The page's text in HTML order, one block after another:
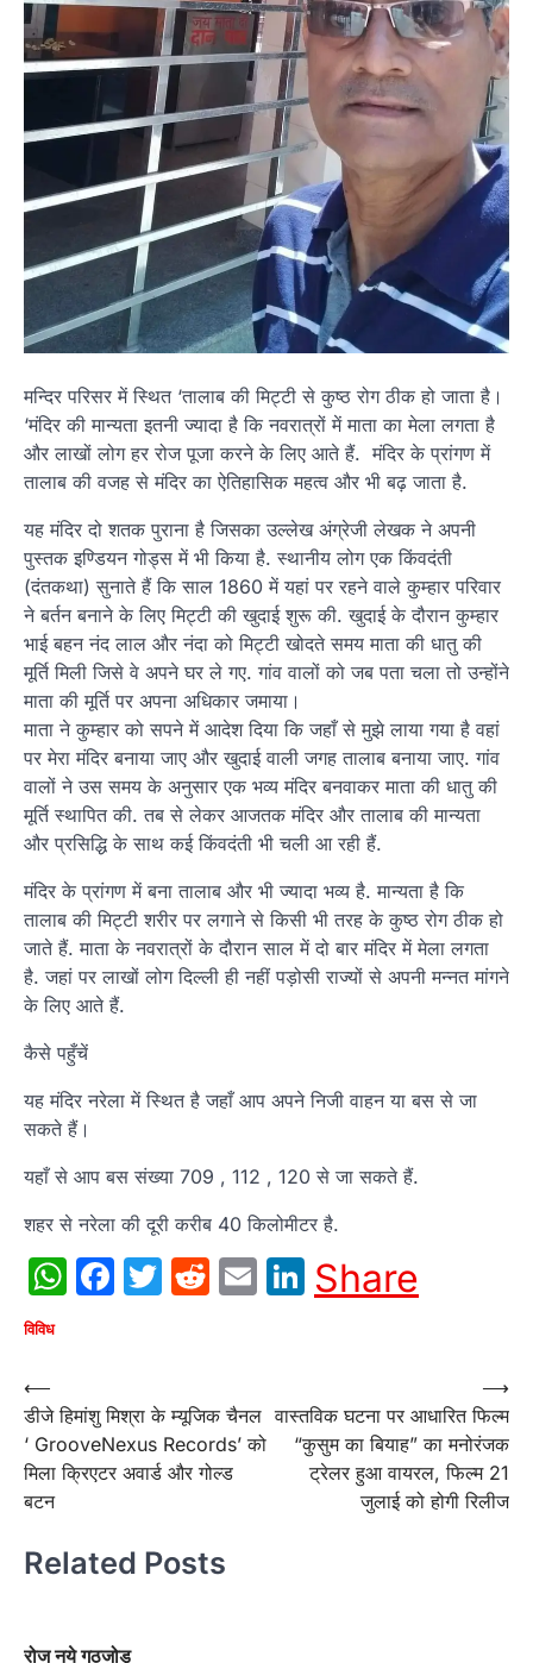
मन्दिर परिसर में स्थित ‘तालाब की मिट्टी से कुष्ठ रोग ठीक हो जाता है।
‘मंदिर की मान्यता इतनी ज्यादा है कि नवरात्रों में माता का मेला लगता है
और लाखों लोग हर रोज पूजा करने के लिए आते हैं. मंदिर के प्रांगण में
तालाब की वजह से मंदिर का ऐतिहासिक महत्व और भी बढ़ जाता है.
यह मंदिर दो शतक पुराना है जिसका उल्लेख अंग्रेजी लेखक ने अपनी
पुस्तक इण्डियन गोड्स में भी किया है. स्थानीय लोग एक किंवदंती
(दंतकथा) सुनाते हैं कि साल 1860 में यहां पर रहने वाले कुम्हार परिवार
ने बर्तन बनाने के लिए मिट्टी की खुदाई शुरू की. खुदाई के दौरान कुम्हार
भाई बहन नंद लाल और नंदा को मिट्टी खोदते समय माता की धातु की
मूर्ति मिली जिसे वे अपने घर ले गए. गांव वालों को जब पता चला तो उन्होंने
माता की मूर्ति पर अपना अधिकार जमाया।
माता ने कुम्हार को सपने में आदेश दिया कि जहाँ से मुझे लाया गया है वहां
पर मेरा मंदिर बनाया जाए और खुदाई वाली जगह तालाब बनाया जाए. गांव
वालों ने उस समय के अनुसार एक भव्य मंदिर बनवाकर माता की धातु की
मूर्ति स्थापित की. तब से लेकर आजतक मंदिर और तालाब की मान्यता
और प्रसिद्धि के साथ कई किंवदंती भी चली आ रही हैं.
मंदिर के प्रांगण में बना तालाब और भी ज्यादा भव्य है. मान्यता है कि
तालाब की मिट्टी शरीर पर लगाने से किसी भी तरह के कुष्ठ रोग ठीक हो
जाते हैं. माता के नवरात्रों के दौरान साल में दो बार मंदिर में मेला लगता
है. जहां पर लाखों लोग दिल्ली ही नहीं पड़ोसी राज्यों से अपनी मन्नत मांगने
के लिए आते हैं.
कैसे पहुँचें
यह मंदिर नरेला में स्थित है जहाँ आप अपने निजी वाहन या बस से जा
सकते हैं।
यहाँ से आप बस संख्या 709 , 112 , 120 से जा सकते हैं.
शहर से नरेला की दूरी करीब 40 किलोमीटर है.
WhatsApp
Facebook
Twitter
Reddit
EmailLinkedIn
Share
विविध
Post
navigation
⟵
डीजे हिमांशु मिश्रा के म्यूजिक चैनल
‘ GrooveNexus Records’ को
मिला क्रिएटर अवार्ड और गोल्ड
बटन
वास्तविक घटना पर आधारित फिल्म
“कुसुम का बियाह” का मनोरंजक
ट्रेलर हुआ वायरल, फिल्म 21
जुलाई को होगी रिलीज
⟶
Related Posts
रोज नये गठजोड़